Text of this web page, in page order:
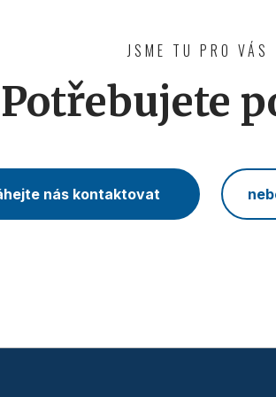
JSME TU PRO VÁS
Potřebujete
nás kontaktovat